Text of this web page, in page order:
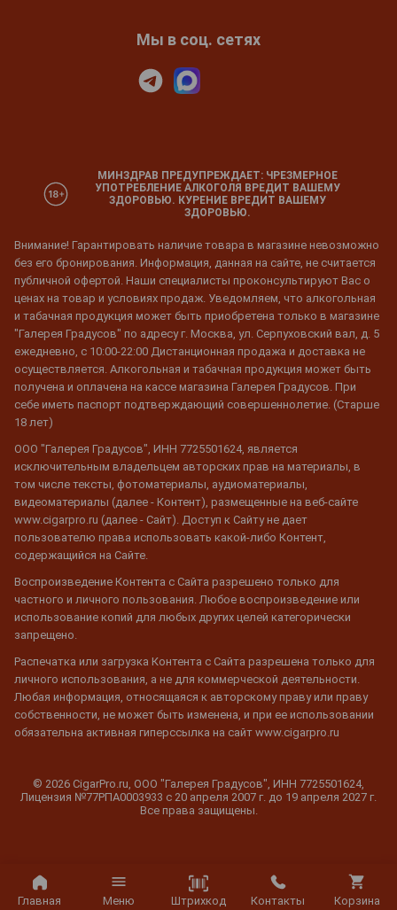
Главная Меню Штрихкод Контакты Корзина
Мы в соц. сетях
МИНЗДРАВ ПРЕДУПРЕЖДАЕТ: ЧРЕЗМЕРНОЕ
УПОТРЕБЛЕНИЕ АЛКОГОЛЯ ВРЕДИТ ВАШЕМУ
ЗДОРОВЬЮ. КУРЕНИЕ ВРЕДИТ ВАШЕМУ
ЗДОРОВЬЮ.
Внимание! Гарантировать наличие товара в магазине невозможно
без его бронирования. Информация, данная на сайте, не считается
публичной офертой. Наши специалисты проконсультируют Вас о
ценах на товар и условиях продаж. Уведомляем, что алкогольная
и табачная продукция может быть приобретена только в магазине
"Галерея Градусов" по адресу г. Москва, ул. Серпуховский вал, д. 5
ежедневно, с 10:00-22:00 Дистанционная продажа и доставка не
осуществляется. Алкогольная и табачная продукция может быть
получена и оплачена на кассе магазина Галерея Градусов. При
себе иметь паспорт подтверждающий совершеннолетие. (Старше
18 лет)
ООО "Галерея Градусов", ИНН 7725501624, является
исключительным владельцем авторских прав на материалы, в
том числе тексты, фотоматериалы, аудиоматериалы,
видеоматериалы (далее - Контент), размещенные на веб-сайте
www.cigarpro.ru (далее - Сайт). Доступ к Сайту не дает
пользователю права использовать какой-либо Контент,
содержащийся на Сайте.
Воспроизведение Контента с Сайта разрешено только для
частного и личного пользования. Любое воспроизведение или
использование копий для любых других целей категорически
запрещено.
Распечатка или загрузка Контента с Сайта разрешена только для
личного использования, а не для коммерческой деятельности.
Любая информация, относящаяся к авторскому праву или праву
собственности, не может быть изменена, и при ее использовании
обязательна активная гиперссылка на сайт www.cigarpro.ru
© 2026 CigarPro.ru, ООО "Галерея Градусов", ИНН 7725501624,
Лицензия №77РПА0003933 c 20 апреля 2007 г. до 19 апреля 2027 г.
Все права защищены.